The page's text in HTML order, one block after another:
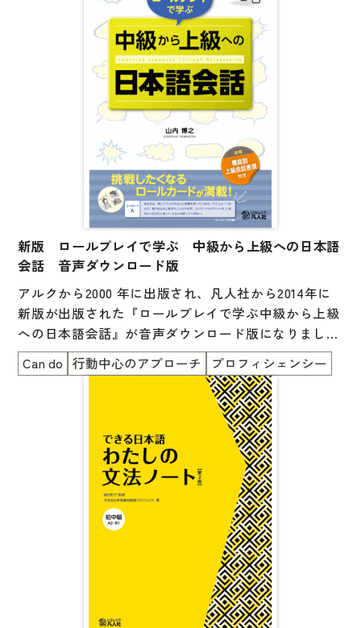
日本語学習関連副読本
視聴覚・補助教材
ビデオ・ＤＶＤ
コンピューター
カセットテープ・ＣＤ
カード・ゲーム・絵教材
絵本・子ども向け補助
図表
日本語学習辞典
漢字字典（辞典）
・何ができるかが明確になっている
・漢字の接触場面から学ぶ
・漢字学習ストラテジーを身につける
新版 ロールプレイで学ぶ 中級から上級への日本語
会話 音声ダウンロード版
アルクから2000 年に出版され、凡人社から2014年に
新版が出版された『ロールプレイで学ぶ中級から上級
への日本語会話』が音声ダウンロード版になりまし
た。
まずタスクを与え、その後で文型・語彙を教える「タ
スク先行型」の教育を具現化した本書は、今もなお、
学習者はもちろん、教師にも刺激的な一冊です。
別冊には、「復習しよう！」「練習しよう！」の解答
例と、「機能別上級会話表現」を付けたほか、「復習
しよう！」の会話文の音声を収録。
ロールプレイで話し、「復習しよう！」で聞き、「練
習しよう！」で書いて覚えることができます。
＊本書はCD付きの版（978-4-89358-880-7）と同じ内
容です。重複購入にご注意ください。
Can do 行動中心のアプローチ プロフィシェンシー